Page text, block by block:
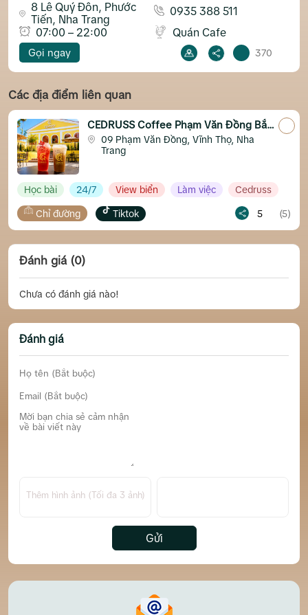
8 Lê Quý Đôn, Phước
Tiến, Nha Trang
0935 388 511
07:00 – 22:00
Quán Cafe
Gọi ngay 370
Các địa điểm liên quan
CEDRUSS Coffee Phạm Văn Đồng Bắc
Nha Trang
09 Phạm Văn Đồng, Vĩnh Thọ, Nha
Trang
24/7 View biển Làm việc Cedruss
Tiktok Chỉ đường
Đánh giá (0)
Chưa có đánh giá nào!
Đánh giá
Thêm hình ảnh (Tối đa 3 ảnh)
Gửi